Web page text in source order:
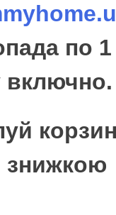
по 1
включно.
знижкою